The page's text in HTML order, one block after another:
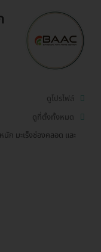
ดูโปรไฟล์
ดูที่ตั้งทั้งหมด
ก มะเร็งช่องคลอด และ